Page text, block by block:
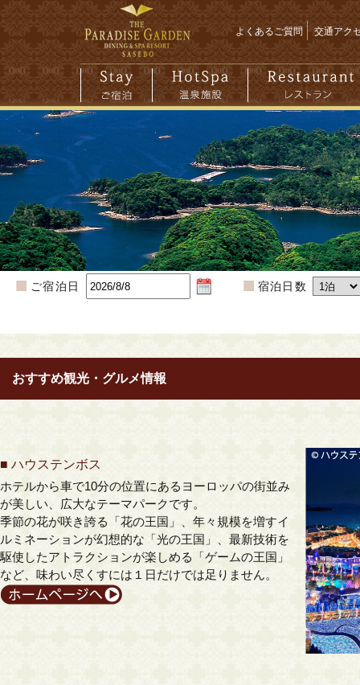
よくあるご質問 交通アク
ご宿泊日 宿泊日数
おすすめ観光・グルメ情報
■ ハウステンボス
ホテルから車で10分の位置にあるヨーロッパの街並み
が美しい、広大なテーマパークです。
季節の花が咲き誇る「花の王国」、年々規模を増すイ
ルミネーションが幻想的な「光の王国」、最新技術を
駆使したアトラクションが楽しめる「ゲームの王国」
など、味わい尽くすには１日だけでは足りません。